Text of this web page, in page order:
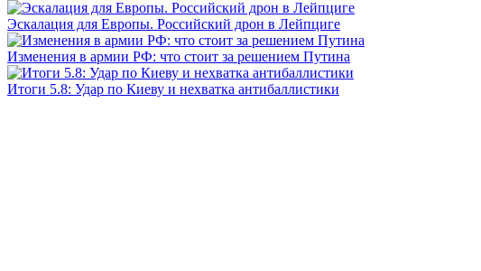
Эскалация для Европы. Российский дрон в Лейпциге
Изменения в армии РФ: что стоит за решением Путина
Итоги 5.8: Удар по Киеву и нехватка антибаллистики